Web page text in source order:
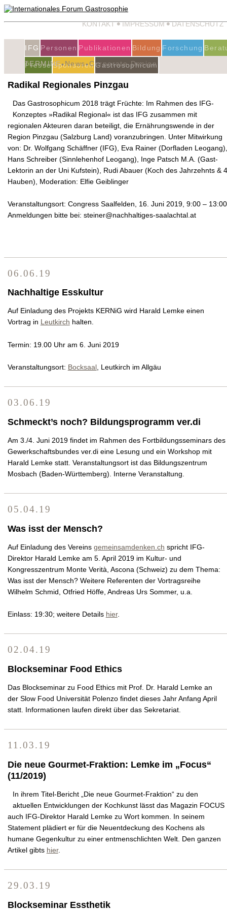
KONTAKT IMPRESSUM DATENSCHUTZ
IFG
TERMINE News Corporate Design
Personen Publikationen Bildung Forschung
PresseSponsorenGastrosophicum
16.06.19
Radikal Regionales Pinzgau
Das Gastrosophicum 2018 trägt Früchte: Im Rahmen des IFG-
Konzeptes »Radikal Regional« ist das IFG zusammen mit
regionalen Akteuren daran beteiligt, die Ernährungswende in der
Region Pinzgau (Salzburg Land) voranzubringen. Unter Mitwirkung
von: Dr. Wolfgang Schäffner (IFG), Eva Rainer (Dorfladen Leogang),
Hans Schreiber (Sinnlehenhof Leogang), Inge Patsch M.A. (Gast-
Lektorin an der Uni Kufstein), Rudi Abauer (Koch des Jahrzehnts & 4
Hauben), Moderation: Elfie Geiblinger
Veranstaltungsort: Congress Saalfelden, 16. Juni 2019, 9:00 – 13:00
Anmeldungen bitte bei: steiner@nachhaltiges-saalachtal.at
06.06.19
Nachhaltige Esskultur
Auf Einladung des Projekts KERNiG wird Harald Lemke einen
Vortrag in Leutkirch halten.
Termin: 19.00 Uhr am 6. Juni 2019
Veranstaltungsort: Bocksaal, Leutkirch im Allgäu
03.06.19
Schmeckt’s noch? Bildungsprogramm ver.di
Am 3./4. Juni 2019 findet im Rahmen des Fortbildungsseminars des
Gewerkschaftsbundes ver.di eine Lesung und ein Workshop mit
Harald Lemke statt. Veranstaltungsort ist das Bildungszentrum
Mosbach (Baden-Württemberg). Interne Veranstaltung.
05.04.19
Was isst der Mensch?
Auf Einladung des Vereins gemeinsamdenken.ch spricht IFG-
Direktor Harald Lemke am 5. April 2019 im Kultur- und
Kongresszentrum Monte Verità, Ascona (Schweiz) zu dem Thema:
Was isst der Mensch? Weitere Referenten der Vortragsreihe
Wilhelm Schmid, Otfried Höffe, Andreas Urs Sommer, u.a.
Einlass: 19:30; weitere Details hier.
02.04.19
Blockseminar Food Ethics
Das Blockseminar zu Food Ethics mit Prof. Dr. Harald Lemke an
der Slow Food Universität Polenzo findet dieses Jahr Anfang April
statt. Informationen laufen direkt über das Sekretariat.
11.03.19
Die neue Gourmet-Fraktion: Lemke im „Focus“
(11/2019)
In ihrem Titel-Bericht „Die neue Gourmet-Fraktion“ zu den
aktuellen Entwicklungen der Kochkunst lässt das Magazin FOCUS
auch IFG-Direktor Harald Lemke zu Wort kommen. In seinem
Statement plädiert er für die Neuentdeckung des Kochens als
humane Gegenkultur zu einer entmenschlichten Welt. Den ganzen
Artikel gibts hier.
29.03.19
Blockseminar Essthetik